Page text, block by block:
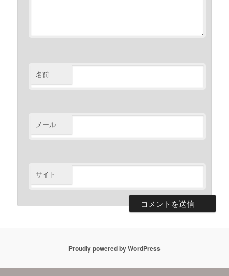
名前
メール
サイト
Proudly powered by WordPress